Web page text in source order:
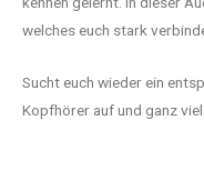
welches euch stark
Sucht euch wieder ein
Kopfhörer auf und ganz